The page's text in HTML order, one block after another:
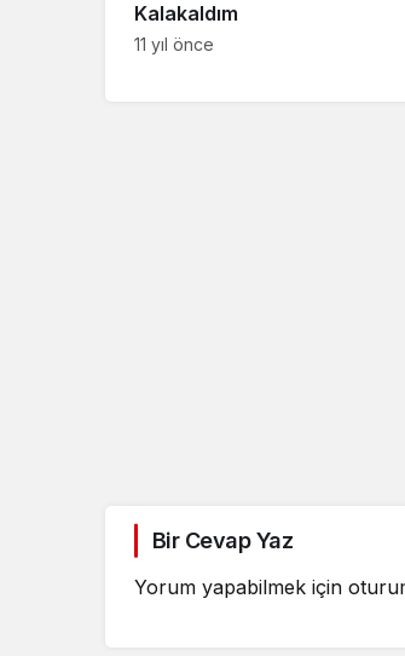
Kalakaldım
11 yıl önce
Bir Cevap Yaz
Yorum yapabilmek için